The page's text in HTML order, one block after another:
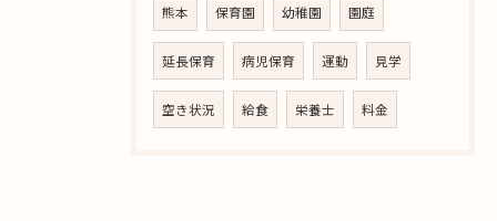
熊本 保育園 幼稚園 園庭
延長保育 病児保育 運動 見学
空き状況 給食 栄養士 料金